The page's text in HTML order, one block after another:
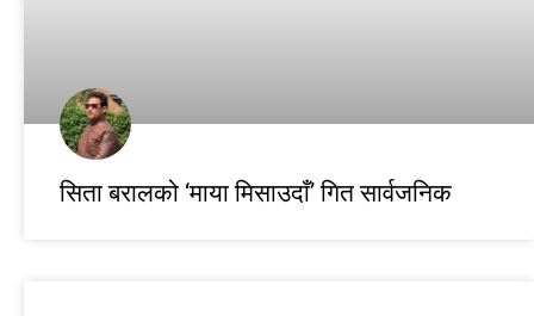
सिता बरालको ‘माया मिसाउदाँ’ गित सार्वजनिक